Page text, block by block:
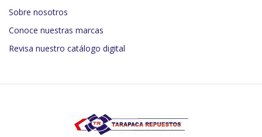
Sobre nosotros
Conoce nuestras marcas
Revisa nuestro catálogo digital